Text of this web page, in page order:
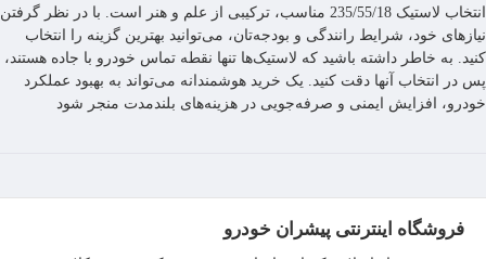
انتخاب لاستیک 235/55/18 مناسب، ترکیبی از علم و هنر است. با در نظر گرفتن
نیازهای خود، شرایط رانندگی و بودجه‌تان، می‌توانید بهترین گزینه را انتخاب
کنید. به خاطر داشته باشید که لاستیک‌ها تنها نقطه تماس خودرو با جاده هستند،
پس در انتخاب آنها دقت کنید. یک خرید هوشمندانه می‌تواند به بهبود عملکرد
خودرو، افزایش ایمنی و صرفه‌جویی در هزینه‌های بلندمدت منجر شود
فروشگاه اینترنتی پیشران خودرو